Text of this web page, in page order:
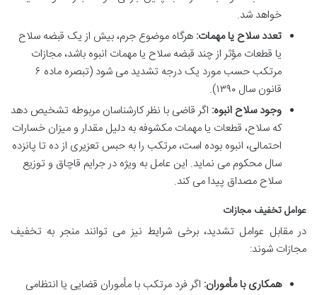
خواهد شد.
تعدد سلاح یا مهمات: هرگاه موضوع جرم، بیش از یک قبضه سلاح
یا قطعات مؤثر از چند قبضه سلاح یا مهمات انبوه باشد، مجازات
مرتکب حسب مورد یک درجه تشدید می شود (تبصره ماده ۶
قانون سال ۱۳۹۰).
وجود سلاح انبوه: اگر قاضی با نظر کارشناسان مربوطه تشخیص دهد
که سلاح، قطعات یا مهمات مکشوفه به دلیل مقدار و میزان خسارات
احتمالی، انبوه بوده است، مرتکب را به حبس تعزیری از ده تا پانزده
سال محکوم می نماید. این عامل به ویژه در جرایم قاچاق و توزیع
سلاح مصداق پیدا می کند.
عوامل تخفیف مجازات
در مقابل عوامل تشدید، برخی شرایط نیز می توانند منجر به تخفیف
مجازات شوند:
همکاری با مأموران: اگر فرد مرتکب با مأموران قضایی یا انتظامی